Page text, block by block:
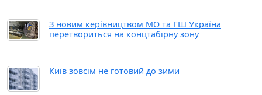
З новим керівництвом МО та ГШ Україна
перетвориться на концтабірну зону
Київ зовсім не готовий до зими